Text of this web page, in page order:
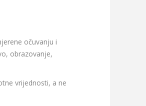
očuvanju i
obrazovanje,
vrijednosti, a ne